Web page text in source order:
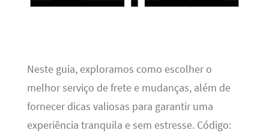
Neste guia, exploramos como escolher o
melhor serviço de frete e mudanças, além de
fornecer dicas valiosas para garantir uma
experiência tranquila e sem estresse. Código: